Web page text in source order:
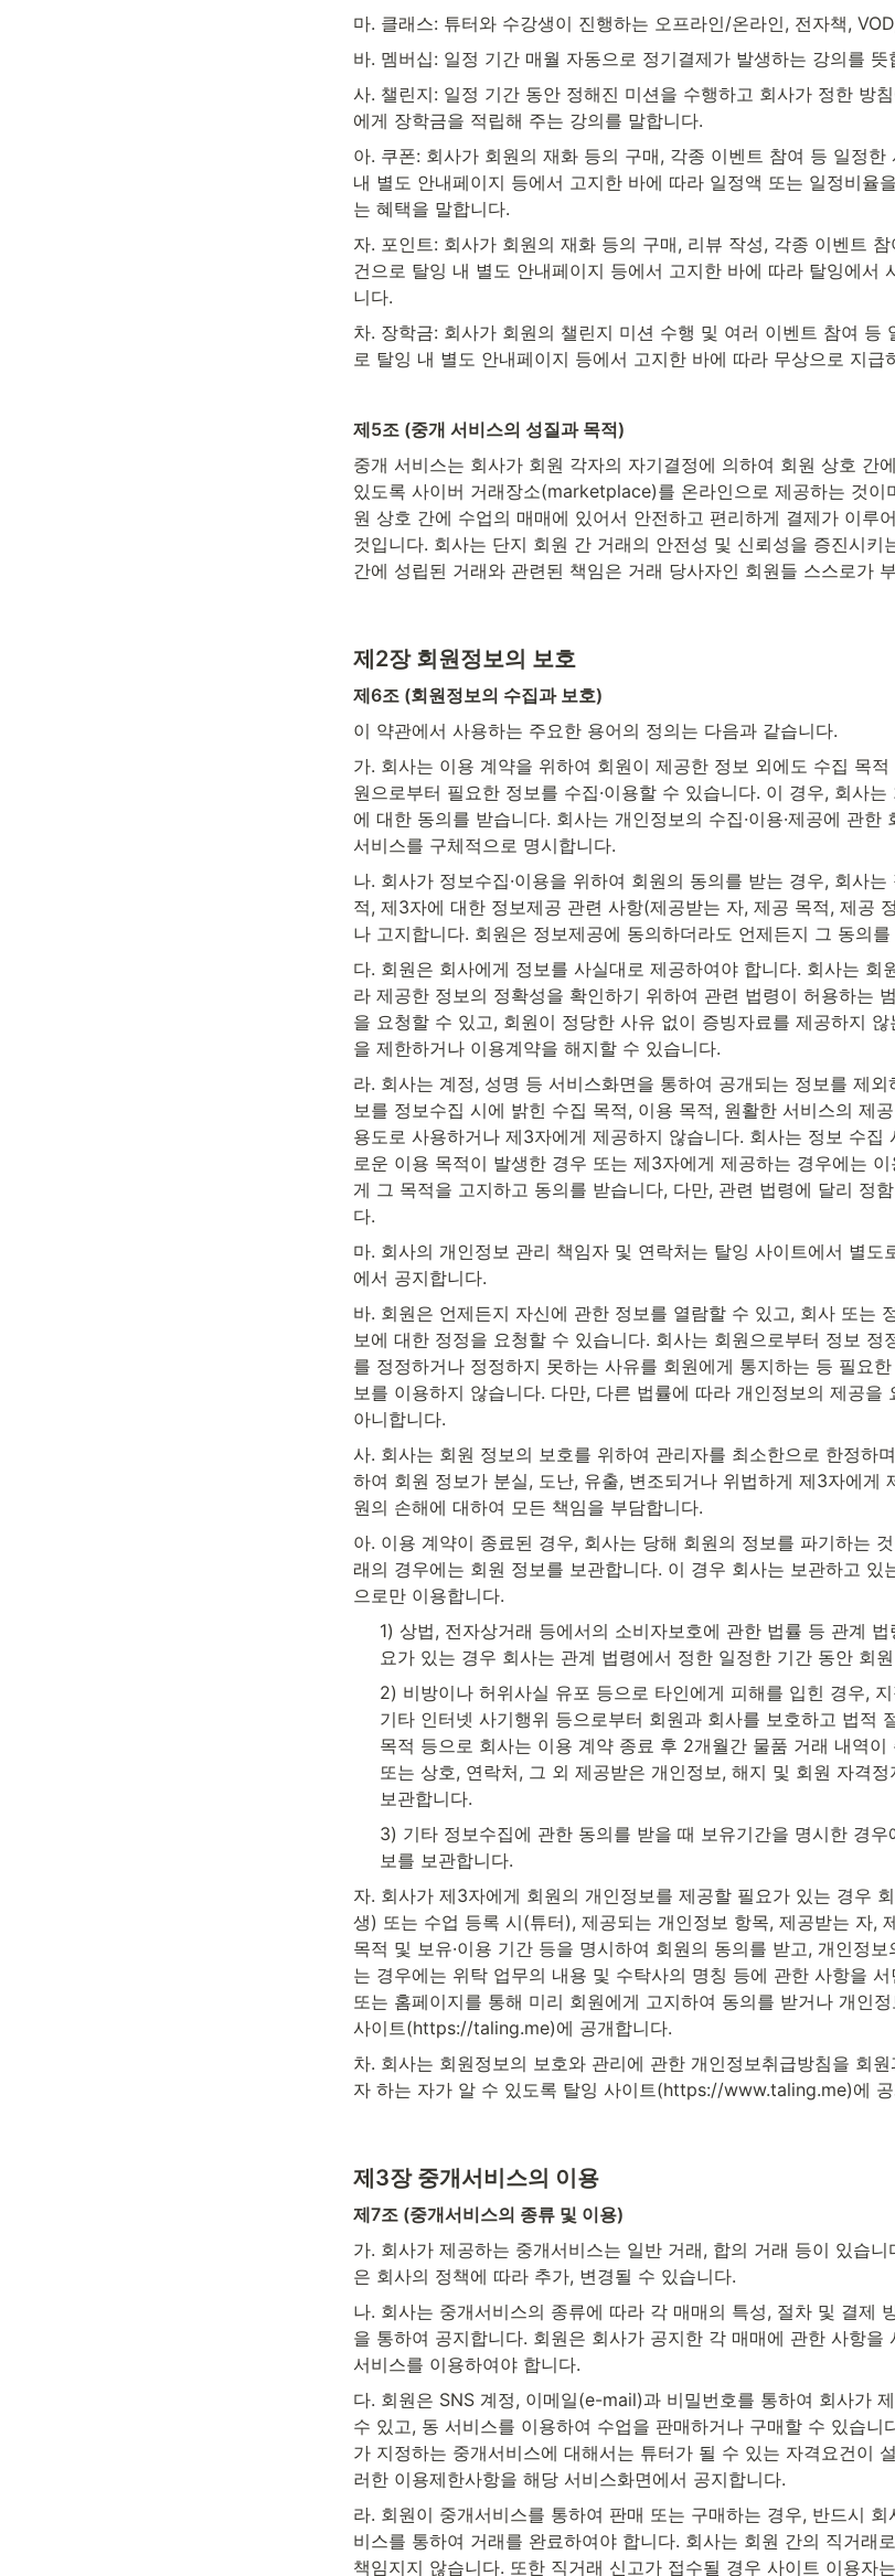
마. 클래스: 튜터와 수강생이 진행하는 오프라인/온라인, 전자책,
바. 멤버십: 일정 기간 매월 자동으로 정기결제가 발생하는 강의를 뜻
사. 챌린지: 일정 기간 동안 정해진 미션을 수행하고 회사가 정한 방
에게 장학금을 적립해 주는 강의를 말합니다.
아. 쿠폰: 회사가 회원의 재화 등의 구매, 각종 이벤트 참여 등 일정한
내 별도 안내페이지 등에서 고지한 바에 따라 일정액 또는 일정비율
는 혜택을 말합니다.
자. 포인트: 회사가 회원의 재화 등의 구매, 리뷰 작성, 각종 이벤트
건으로 탈잉 내 별도 안내페이지 등에서 고지한 바에 따라 탈잉에서
니다.
차. 장학금: 회사가 회원의 챌린지 미션 수행 및 여러 이벤트 참여 등
로 탈잉 내 별도 안내페이지 등에서 고지한 바에 따라 무상으로 지급
제5조 (중개 서비스의 성질과 목적)
중개 서비스는 회사가 회원 각자의 자기결정에 의하여 회원 상호 간
있도록 사이버 거래장소(marketplace)를 온라인으로 제공하는 것이
원 상호 간에 수업의 매매에 있어서 안전하고 편리하게 결제가 이루
것입니다. 회사는 단지 회원 간 거래의 안전성 및 신뢰성을 증진시키
간에 성립된 거래와 관련된 책임은 거래 당사자인 회원들 스스로가
제2장 회원정보의 보호
제6조 (회원정보의 수집과 보호)
이 약관에서 사용하는 주요한 용어의 정의는 다음과 같습니다.
가. 회사는 이용 계약을 위하여 회원이 제공한 정보 외에도 수집 목
원으로부터 필요한 정보를 수집·이용할 수 있습니다. 이 경우, 회사는
에 대한 동의를 받습니다. 회사는 개인정보의 수집·이용·제공에 관한
서비스를 구체적으로 명시합니다.
나. 회사가 정보수집·이용을 위하여 회원의 동의를 받는 경우, 회사
적, 제3자에 대한 정보제공 관련 사항(제공받는 자, 제공 목적, 제공
나 고지합니다. 회원은 정보제공에 동의하더라도 언제든지 그 동의
다. 회원은 회사에게 정보를 사실대로 제공하여야 합니다. 회사는 회
라 제공한 정보의 정확성을 확인하기 위하여 관련 법령이 허용하는
을 요청할 수 있고, 회원이 정당한 사유 없이 증빙자료를 제공하지
을 제한하거나 이용계약을 해지할 수 있습니다.
라. 회사는 계정, 성명 등 서비스화면을 통하여 공개되는 정보를 제
보를 정보수집 시에 밝힌 수집 목적, 이용 목적, 원활한 서비스의 제
용도로 사용하거나 제3자에게 제공하지 않습니다. 회사는 정보 수집
로운 이용 목적이 발생한 경우 또는 제3자에게 제공하는 경우에는 이
게 그 목적을 고지하고 동의를 받습니다, 다만, 관련 법령에 달리 정
다.
마. 회사의 개인정보 관리 책임자 및 연락처는 탈잉 사이트에서 별도
에서 공지합니다.
바. 회원은 언제든지 자신에 관한 정보를 열람할 수 있고, 회사 또는
보에 대한 정정을 요청할 수 있습니다. 회사는 회원으로부터 정보 정
를 정정하거나 정정하지 못하는 사유를 회원에게 통지하는 등 필요
보를 이용하지 않습니다. 다만, 다른 법률에 따라 개인정보의 제공을
아니합니다.
사. 회사는 회원 정보의 보호를 위하여 관리자를 최소한으로 한정하
하여 회원 정보가 분실, 도난, 유출, 변조되거나 위법하게 제3자에게
원의 손해에 대하여 모든 책임을 부담합니다.
아. 이용 계약이 종료된 경우, 회사는 당해 회원의 정보를 파기하는
래의 경우에는 회원 정보를 보관합니다. 이 경우 회사는 보관하고 있
으로만 이용합니다.
1) 상법, 전자상거래 등에서의 소비자보호에 관한 법률 등 관계
요가 있는 경우 회사는 관계 법령에서 정한 일정한 기간 동안 회
2) 비방이나 허위사실 유포 등으로 타인에게 피해를 입힌 경우,
기타 인터넷 사기행위 등으로부터 회원과 회사를 보호하고 법적
목적 등으로 회사는 이용 계약 종료 후 2개월간 물품 거래 내역이
또는 상호, 연락처, 그 외 제공받은 개인정보, 해지 및 회원 자격
보관합니다.
3) 기타 정보수집에 관한 동의를 받을 때 보유기간을 명시한 경
보를 보관합니다.
자. 회사가 제3자에게 회원의 개인정보를 제공할 필요가 있는 경우
생) 또는 수업 등록 시(튜터), 제공되는 개인정보 항목, 제공받는 자,
목적 및 보유·이용 기간 등을 명시하여 회원의 동의를 받고, 개인정보
는 경우에는 위탁 업무의 내용 및 수탁사의 명칭 등에 관한 사항을
또는 홈페이지를 통해 미리 회원에게 고지하여 동의를 받거나 개인
사이트(https://taling.me)에 공개합니다.
차. 회사는 회원정보의 보호와 관리에 관한 개인정보취급방침을 회
자 하는 자가 알 수 있도록 탈잉 사이트(https://www.taling.me)에
제3장 중개서비스의 이용
제7조 (중개서비스의 종류 및 이용)
가. 회사가 제공하는 중개서비스는 일반 거래, 합의 거래 등이 있습
은 회사의 정책에 따라 추가, 변경될 수 있습니다.
나. 회사는 중개서비스의 종류에 따라 각 매매의 특성, 절차 및 결제
을 통하여 공지합니다. 회원은 회사가 공지한 각 매매에 관한 사항을
서비스를 이용하여야 합니다.
다. 회원은 SNS 계정, 이메일(e-mail)과 비밀번호를 통하여 회사가
수 있고, 동 서비스를 이용하여 수업을 판매하거나 구매할 수 있습니
가 지정하는 중개서비스에 대해서는 튜터가 될 수 있는 자격요건이
러한 이용제한사항을 해당 서비스화면에서 공지합니다.
라. 회원이 중개서비스를 통하여 판매 또는 구매하는 경우, 반드시
비스를 통하여 거래를 완료하여야 합니다. 회사는 회원 간의 직거래
책임지지 않습니다. 또한 직거래 신고가 접수될 경우 사이트 이용자